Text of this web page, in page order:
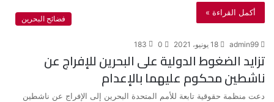
أكمل القراءة »
فضائح البحرين
admin99 18 يونيو، 2021 0
183
تزايد الضغوط الدولية على البحرين للإفراج عن
ناشطين محكوم عليهما بالإعدام
دعت منظمة حقوقية تابعة للأمم المتحدة البحرين إلى الإفراج عن ناشطين